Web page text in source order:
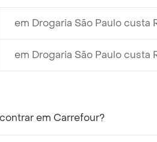
em Drogaria São Paulo custa
em Drogaria São Paulo custa
em Carrefour?